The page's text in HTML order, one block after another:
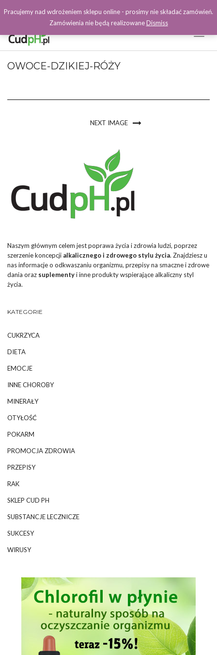
Facebook
OWOCE-DZIKIEJ-RÓŻY
NEXT IMAGE
Naszym głównym celem jest poprawa życia i zdrowia ludzi, poprzez
szerzenie koncepcji alkalicznego i zdrowego stylu życia. Znajdziesz u
nas informacje o odkwaszaniu organizmu, przepisy na smaczne i zdrowe
dania oraz suplementyi inne produkty wspierające alkaliczny styl
życia.
KATEGORIE
CUKRZYCA
DIETA
EMOCJE
INNE CHOROBY
MINERAŁY
OTYŁOŚĆ
POKARM
PROMOCJA ZDROWIA
PRZEPISY
RAK
SKLEP CUD PH
SUBSTANCJE LECZNICZE
SUKCESY
WIRUSY
Pracujemy nad wdrożeniem sklepu online - prosimy nie składać zamówień.
Zamówienia nie będą realizowaneDismiss